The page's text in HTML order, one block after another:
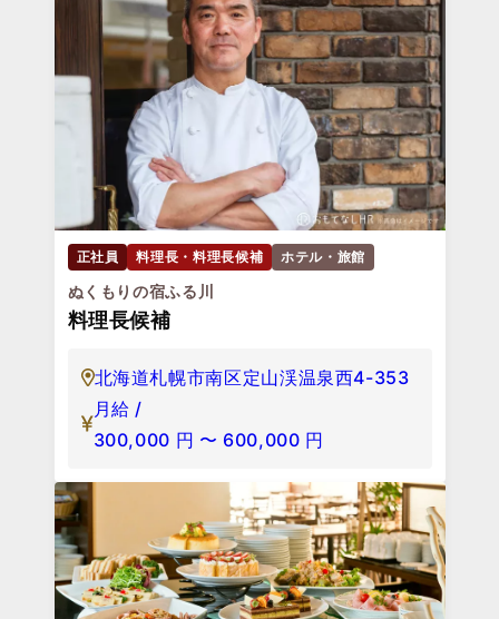
正社員 料理長・料理長候補 ホテル・旅館
ぬくもりの宿ふる川
料理長候補
北海道札幌市南区定山渓温泉西4-353
月給 /
300,000 円 〜 600,000 円